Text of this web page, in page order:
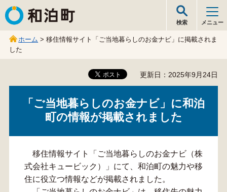
和泊町
検索 メニュー
ホーム > 移住情報サイト「ご当地暮らしのお金ナビ」に掲載されま
した
更新日：2025年9月24日
「ご当地暮らしのお金ナビ」に和泊
町の情報が掲載されました
移住情報サイト「ご当地暮らしのお金ナビ（株
式会社キュービック）」にて、和泊町の魅力や移
住に役立つ情報などが掲載されました。